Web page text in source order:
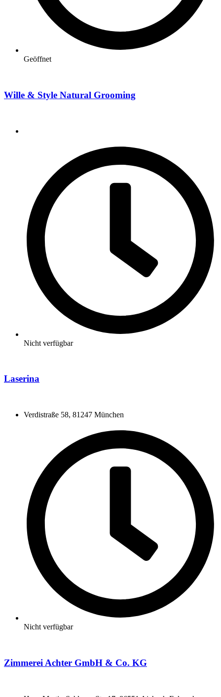
Geöffnet
Wille & Style Natural Grooming
Nicht verfügbar
Laserina
Verdistraße 58, 81247 München
Nicht verfügbar
Zimmerei Achter GmbH & Co. KG